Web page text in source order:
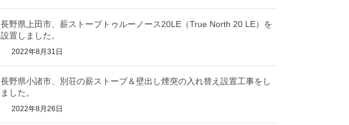
長野県上田市、薪ストーブトゥルーノース20LE（True North 20 LE）を
設置しました。
2022年8月31日
長野県小諸市、別荘の薪ストーブ＆壁出し煙突の入れ替え設置工事をし
ました。
2022年8月26日